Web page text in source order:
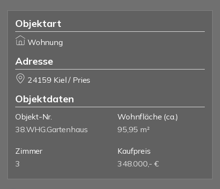
Objektart
Wohnung
Adresse
24159 Kiel / Pries
Objektdaten
Objekt-Nr.
38.WHG.Gartenhaus
Wohnfläche (ca.)
95,95 m²
Zimmer
3
Kaufpreis
348.000,- €